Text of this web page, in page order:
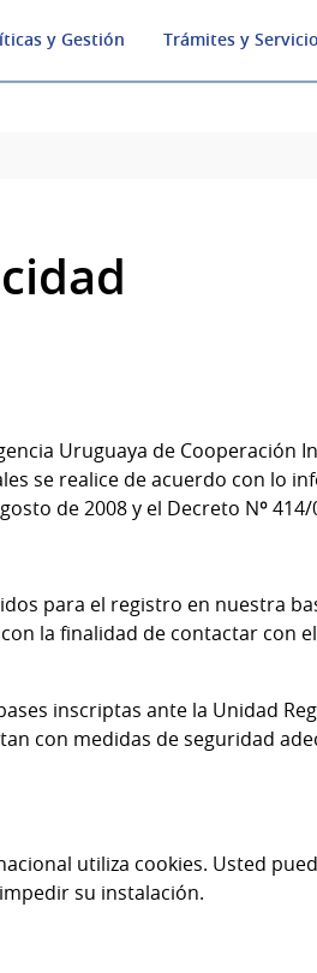
y Gestión Trámites y
Uruguaya de Cooperación
se realice de acuerdo con lo
de 2008 y el Decreto Nº
para el registro en nuestra
la finalidad de contactar con
inscriptas ante la Unidad
con medidas de seguridad
utiliza cookies. Usted
su instalación.